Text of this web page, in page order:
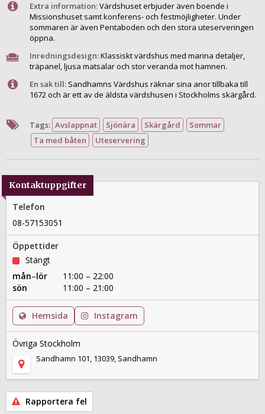
Extra information:Värdshuset erbjuder även boende i
Missionshuset samt konferens- och festmöjligheter. Under
sommaren är även Pentaboden och den stora uteserveringen
öppna.
Inredningsdesign:Klassiskt värdshus med marina detaljer,
träpanel, ljusa matsalar och stor veranda mot hamnen.
En sak till: Sandhamns Värdshus räknar sina anor tillbaka till
1672 och är ett av de äldsta värdshusen i Stockholms skärgård.
Tags: Avslappnat Sjönära Skärgård
Sommar
Ta med båten
Uteservering
Kontaktuppgifter
Telefon
08-57153051
Öppettider
Stängt
mån–lör
11:00 – 22:00
sön
11:00 – 21:00
Hemsida Instagram
Övriga Stockholm
Sandhamn 101, 13039, Sandhamn
Rapportera fel